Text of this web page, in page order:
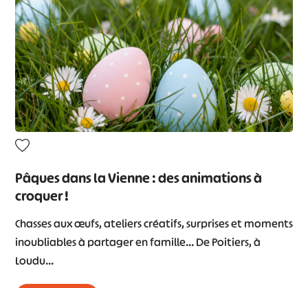
Pâques dans la Vienne : des animations à
croquer !
Chasses aux œufs, ateliers créatifs, surprises et moments
inoubliables à partager en famille… De Poitiers, à
Loudu…